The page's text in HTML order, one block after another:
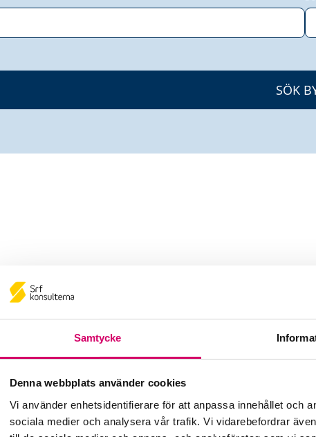
Samtycke
Denna webbplats använder cookies
Vi använder enhetsidentifierare för att anpassa innehållet och
sociala medier och analysera vår trafik. Vi vidarebefordrar
Sterner